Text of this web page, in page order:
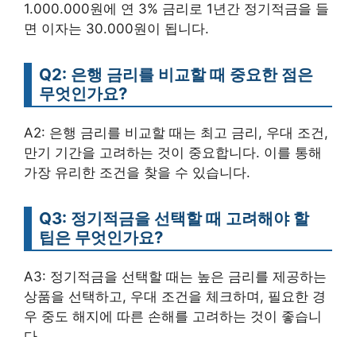
1.000.000원에 연 3% 금리로 1년간 정기적금을 들
면 이자는 30.000원이 됩니다.
Q2: 은행 금리를 비교할 때 중요한 점은
무엇인가요?
A2: 은행 금리를 비교할 때는 최고 금리, 우대 조건,
만기 기간을 고려하는 것이 중요합니다. 이를 통해
가장 유리한 조건을 찾을 수 있습니다.
Q3: 정기적금을 선택할 때 고려해야 할
팁은 무엇인가요?
A3: 정기적금을 선택할 때는 높은 금리를 제공하는
상품을 선택하고, 우대 조건을 체크하며, 필요한 경
우 중도 해지에 따른 손해를 고려하는 것이 좋습니